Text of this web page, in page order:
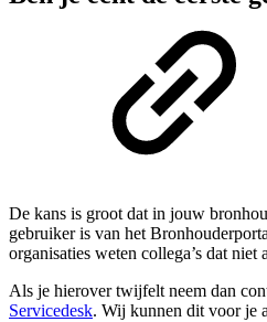
De kans is groot dat in jouw
gebruiker is van het
organisaties weten collega’s dat niet
Als je hierover twijfelt neem dan
Servicedesk. Wij kunnen dit voor je